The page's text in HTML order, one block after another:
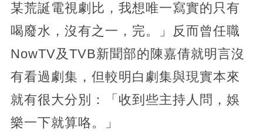
某荒誕電視劇比，我想唯一寫實的只有
喝廢水，沒有之一，完。」反而曾任職
NowTV及TVB新聞部的陳嘉倩就明言沒
有看過劇集，但較明白劇集與現實本來
就有很大分別：「收到些主持人問，娛
樂一下就算咯。」